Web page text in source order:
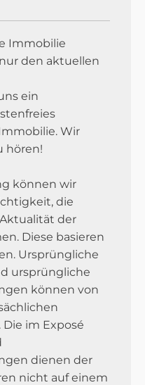
Immobilie
den aktuellen
ein
Wir
hören!
können wir
die
der
Diese basieren
Ursprüngliche
ursprüngliche
können von
im Exposé
dienen der
nicht auf einem